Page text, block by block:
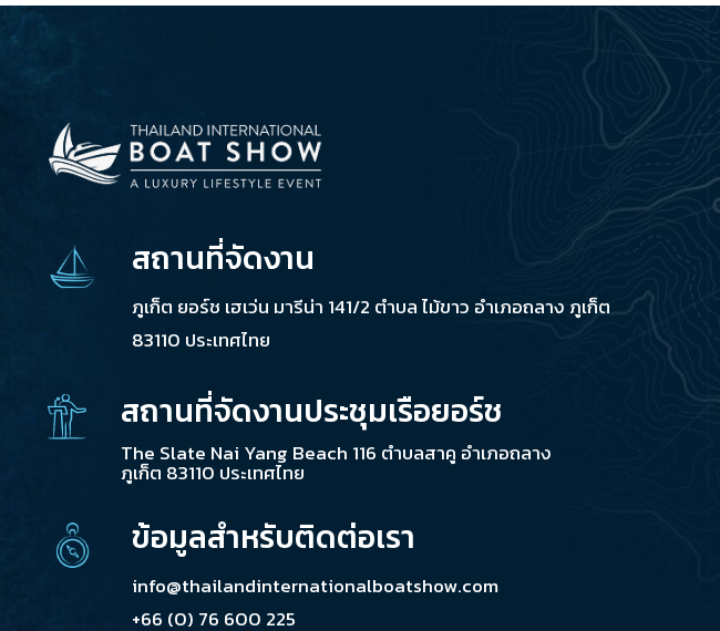
สถานที่จัดงาน
ภูเก็ต ยอร์ช เฮเว่น มารีน่า 141/2 ตำบล ไม้ขาว อำเภอถลาง ภูเก็ต
83110 ประเทศไทย
สถานที่จัดงานประชุมเรือยอร์ช
The Slate Nai Yang Beach 116 ตำบลสาคู อำเภอถลาง
ภูเก็ต 83110 ประเทศไทย
ข้อมูลสำหรับติดต่อเรา
info@thailandinternationalboatshow.com
+66 (0) 76 600 225